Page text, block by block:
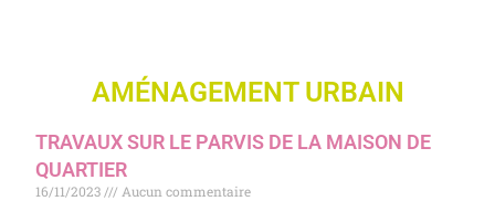
AMÉNAGEMENT URBAIN
TRAVAUX SUR LE PARVIS DE LA MAISON DE
QUARTIER
16/11/2023 Aucun commentaire